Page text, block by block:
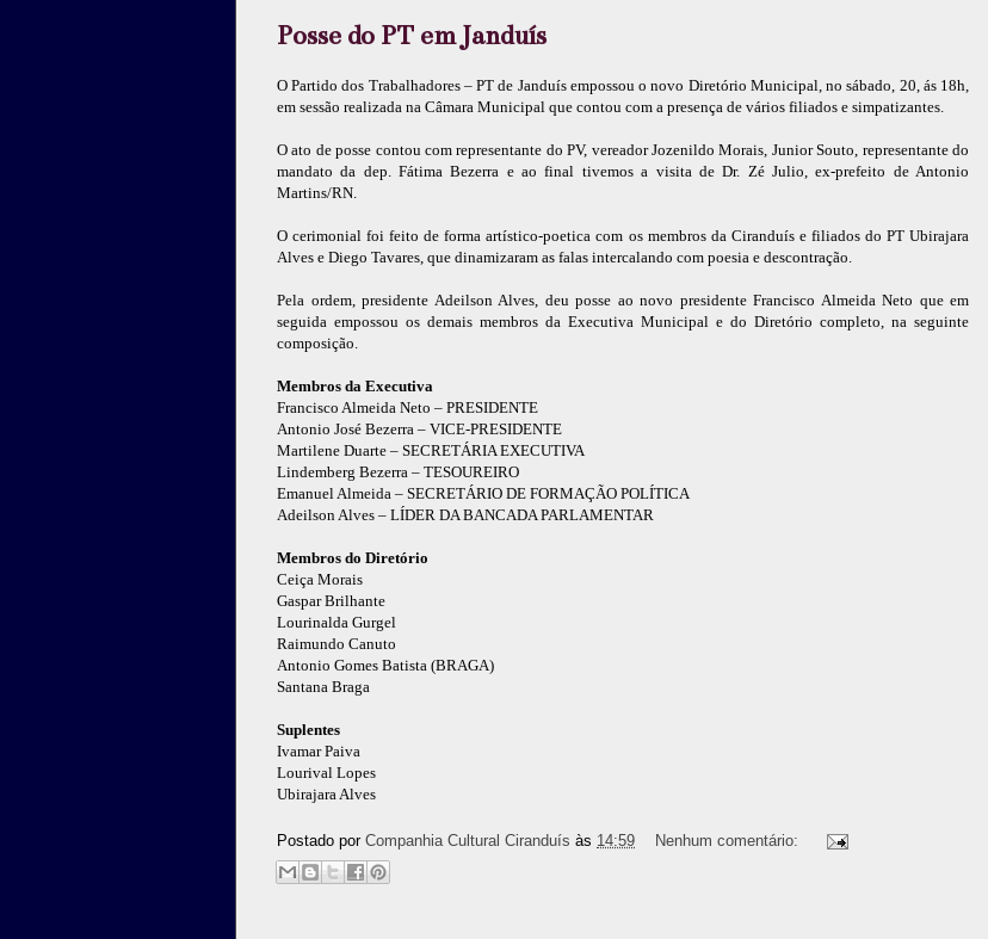
Posse do PT em Janduís
O Partido dos Trabalhadores – PT de Janduís empossou o novo Diretório Municipal, no sábado, 20, ás 18h,
em sessão realizada na Câmara Municipal que contou com a presença de vários filiados e simpatizantes.
O ato de posse contou com representante do PV, vereador Jozenildo Morais, Junior Souto, representante do
mandato da dep. Fátima Bezerra e ao final tivemos a visita de Dr. Zé Julio, ex-prefeito de Antonio
Martins/RN.
O cerimonial foi feito de forma artístico-poetica com os membros da Ciranduís e filiados do PT Ubirajara
Alves e Diego Tavares, que dinamizaram as falas intercalando com poesia e descontração.
Pela ordem, presidente Adeilson Alves, deu posse ao novo presidente Francisco Almeida Neto que em
seguida empossou os demais membros da Executiva Municipal e do Diretório completo, na seguinte
composição.
Membros da Executiva
Francisco Almeida Neto – PRESIDENTE
Antonio José Bezerra – VICE-PRESIDENTE
Martilene Duarte – SECRETÁRIA EXECUTIVA
Lindemberg Bezerra – TESOUREIRO
Emanuel Almeida – SECRETÁRIO DE FORMAÇÃO POLÍTICA
Adeilson Alves – LÍDER DA BANCADA PARLAMENTAR
Membros do Diretório
Ceiça Morais
Gaspar Brilhante
Lourinalda Gurgel
Raimundo Canuto
Antonio Gomes Batista (BRAGA)
Santana Braga
Suplentes
Ivamar Paiva
Lourival Lopes
Ubirajara Alves
Postado por Companhia Cultural Ciranduís às 14:59 Nenhum comentário: